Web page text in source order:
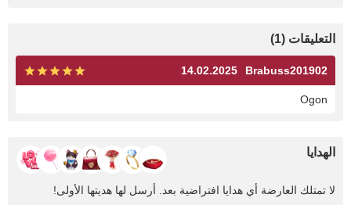
التعليقات (1)
Brabuss201902
14.02.2025
Ogon
الهدايا
لا تمتلك العارضة أي هدايا افتراضية بعد. أرسل لها هديتها الأولى!